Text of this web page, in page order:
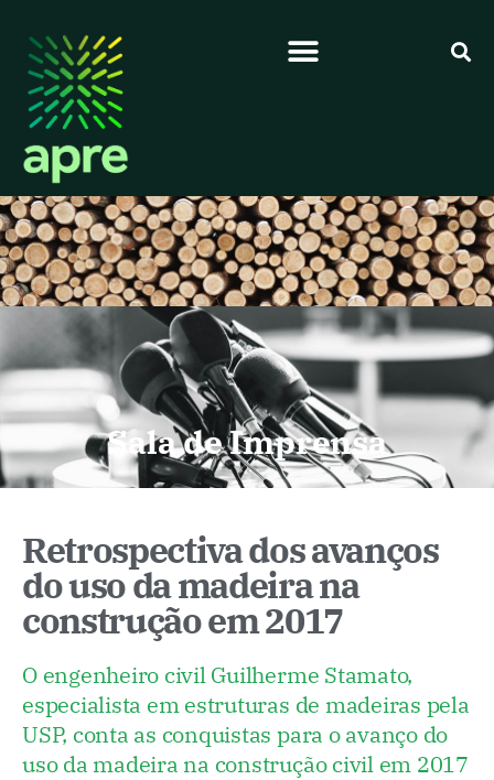
Sala de Imprensa
Retrospectiva dos avanços
do uso da madeira na
construção em 2017
O engenheiro civil Guilherme Stamato,
especialista em estruturas de madeiras pela
USP, conta as conquistas para o avanço do
uso da madeira na construção civil em 2017